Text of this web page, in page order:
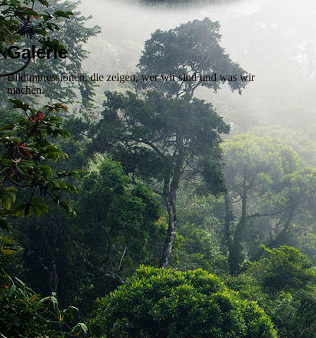
Galerie
Bildimpressionen, die zeigen, wer wir sind und was wir
machen.